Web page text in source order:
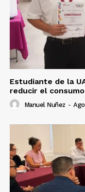
Estudiante de la
reducir el
Manuel Nuñez -